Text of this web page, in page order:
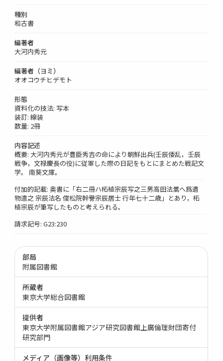
種別
和古書
編著者
大河内秀元
編著者（ヨミ）
オオコウチヒデモト
形態
資料化の技法: 写本
装訂: 線装
数量: 2冊
内容記述
概要: 大河内秀元が豊臣秀吉の命により朝鮮出兵(壬辰倭乱，壬辰
戦争，文禄慶長の役)に従軍した際の日記をもとにまとめた戦記文
学。 南葵文庫。
付加的記載: 奥書に「右二冊ハ柘植宗辰写之三男高田法暠へ爲遺
物遣之 宗辰法名 俊松院幹譽宗辰居士 行年七十二歳」とあり，柘
植宗辰が筆写したものと考えられる。
請求記号: G23:230
部局
附属図書館
所蔵者
東京大学総合図書館
提供者
東京大学附属図書館アジア研究図書館上廣倫理財団寄付
研究部門
メディア（画像等）利用条件